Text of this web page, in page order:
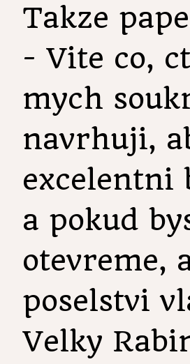
Takze
- Vite co,
mych
navrhuji,
excelentni
a pokud
otevreme,
poselstvi
Velky